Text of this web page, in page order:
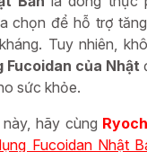
chọn để hỗ trợ
Tuy nhiên,
Fucoidan của Nhật
sức khỏe.
hãy cùng
Fucoidan Nhật